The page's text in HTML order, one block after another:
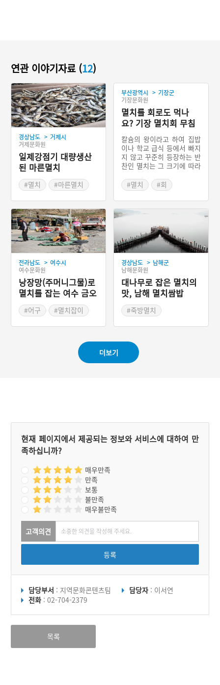
연관 이야기자료 (12)
경상남도 > 거제시
거제문화원
일제강점기 대량생산
된 마른멸치
#멸치
#마른멸치
부산광역시 > 기장군
기장문화원
멸치를 회로도 먹나
요? 기장 멸치회 무침
칼슘의 왕이라고 하여 집밥
이나 학교 급식 등에서 빠지
지 않고 꾸준히 등장하는 반
찬인 멸치는 그 크기에 따라
은 멸치는 쪄서 말린 후 주
로 멸치볶음으로 먹고, 중간
크기의 멸치는 젓갈로, 크기
가 10~15cm에 달하는 큰
멸치는 멸치구이나 멸치회
무침으로 즐겨 먹는다. 멸치
는 굉장히 익숙한 생선이지
만, 멸치회 무침은 대부분
사람에게 생소한 음식이다.
그 이유는 멸치의 이름과 조
업방식에서 연유한다.
#멸치
#회
전라남도 > 여수시
여수문화원
낭장망(주머니그물)로
멸치를 잡는 여수 금오
열도
#어구
#멸치잡이
경상남도 > 남해군
남해문화원
대나무로 잡은 멸치의
맛, 남해 멸치쌈밥
#죽방멸치
더보기
현재 페이지에서 제공되는 정보와 서비스에 대하여 만
족하십니까?
매우만족
만족
보통
불만족
매우불만족
고객의견
등록
담당부서 : 지역문화콘텐츠팀 담당자 : 이서연
전화 : 02-704-2379
목록